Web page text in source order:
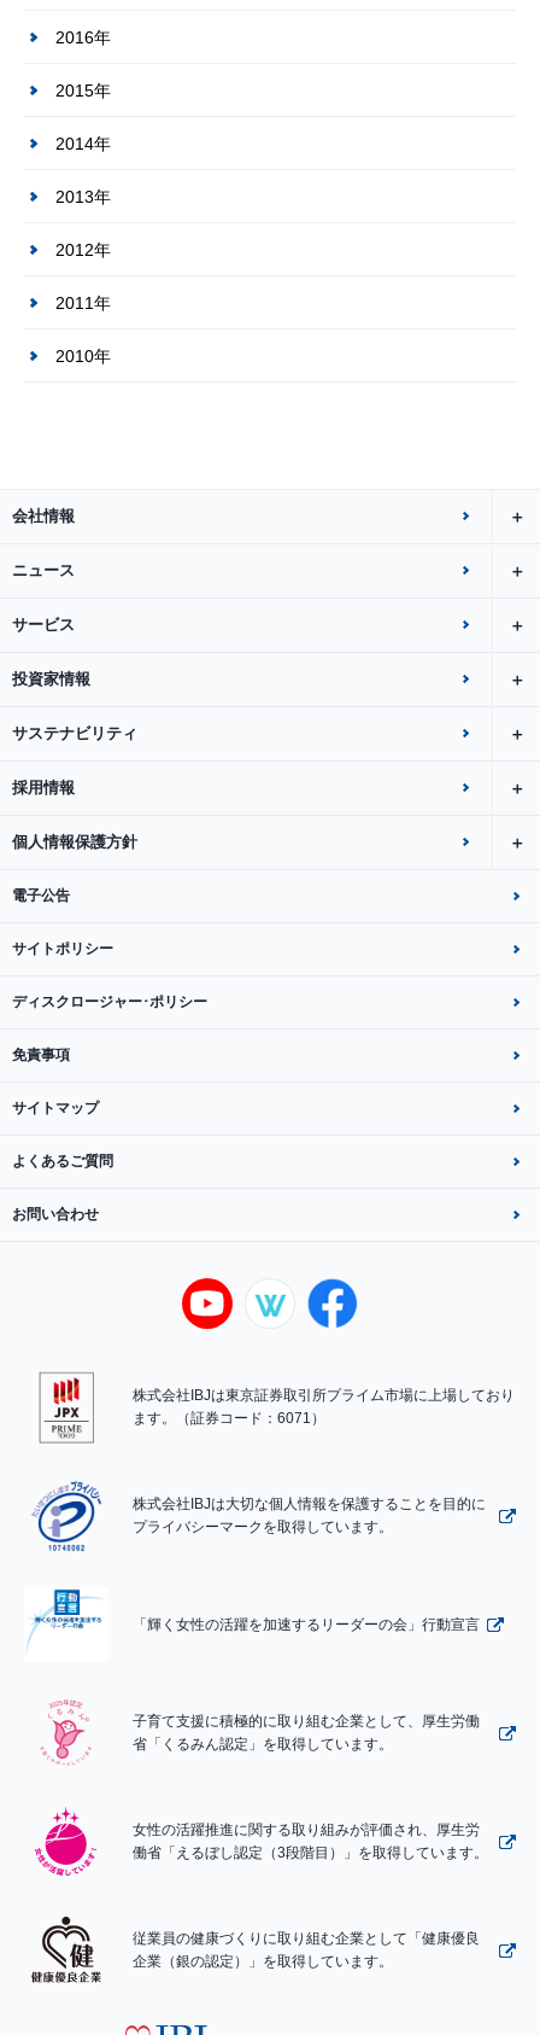
2016年
2015年
2014年
2013年
2012年
2011年
2010年
会社情報
ニュース
サービス
投資家情報
サステナビリティ
採用情報
個人情報保護方針
電子公告
サイトポリシー
ディスクロージャー･ポリシー
免責事項
サイトマップ
よくあるご質問
お問い合わせ
株式会社IBJは東京証券取引所プライム市場に上場しており
ます。（証券コード：6071）
株式会社IBJは大切な個人情報を保護することを目的に
プライバシーマークを取得しています。
「輝く女性の活躍を加速するリーダーの会」行動宣言
子育て支援に積極的に取り組む企業として、厚生労働
省「くるみん認定」を取得しています。
女性の活躍推進に関する取り組みが評価され、厚生労
働省「えるぼし認定（3段階目）」を取得しています。
従業員の健康づくりに取り組む企業として「健康優良
企業（銀の認定）」を取得しています。